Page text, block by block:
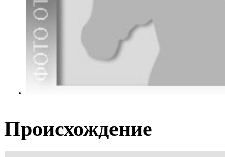
Происхождение